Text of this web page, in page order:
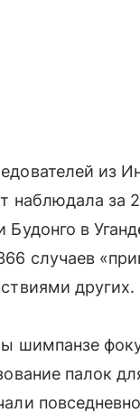
из
наблюдала за
Будонго в
случаев
других.
шимпанзе
палок